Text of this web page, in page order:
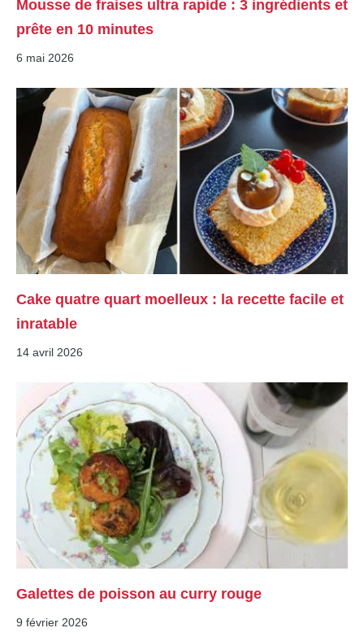
Mousse de fraises ultra rapide : 3 ingrédients et
prête en 10 minutes
6 mai 2026
Cake quatre quart moelleux : la recette facile et
inratable
14 avril 2026
Galettes de poisson au curry rouge
9 février 2026